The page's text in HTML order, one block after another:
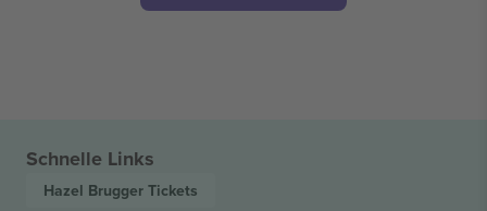
Schnelle Links
Hazel Brugger Tickets